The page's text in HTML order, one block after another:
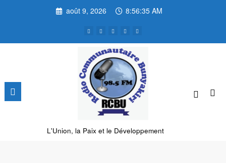
août 9, 2026 8:56:35 AM
L'Union, la Paix et le Développement